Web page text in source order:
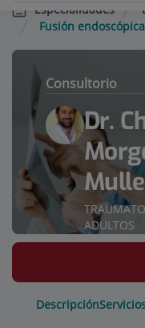
Especialidades
Fusión
Consultorio
Dr.
ADULTOS
Descripción